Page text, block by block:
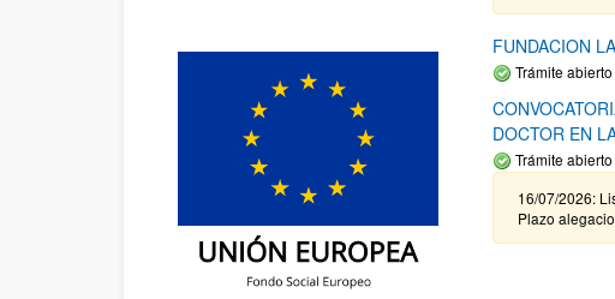
FUNDACION
Trámite abierto
DOCTOR EN
Trámite
16/07/2026:
Plazo